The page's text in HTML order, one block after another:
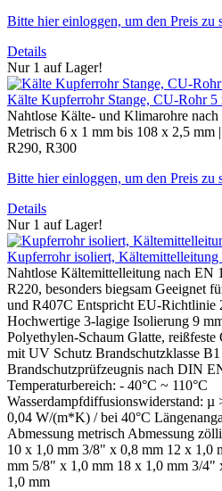
Bitte hier einloggen, um den Preis zu
Details
Nur 1 auf Lager!
Kälte Kupferrohr Stange, CU-Rohr 5
Nahtlose Kälte- und Klimarohre
Metrisch 6 x 1 mm bis 108 x 2,5 mm
R290, R300
Bitte hier einloggen, um den Preis zu
Details
Nur 1 auf Lager!
Kupferrohr isoliert, Kältemittelleitung
Nahtlose Kältemittelleitung nach EN
R220, besonders biegsam Geeignet
und R407C Entspricht EU-
Hochwertige 3-lagige Isolierung 9
Polyethylen-Schaum Glatte,
mit UV Schutz Brandschutzklasse B1
Brandschutzprüfzeugnis nach DIN
Temperaturbereich: - 40°C ~ 110°C
Wasserdampfdiffusionswiderstand:
0,04 W/(m*K) / bei 40°C
Abmessung metrisch Abmessung
10 x 1,0 mm 3/8" x 0,8 mm 12 x 1,0
mm 5/8" x 1,0 mm 18 x 1,0 mm 3/
1,0 mm